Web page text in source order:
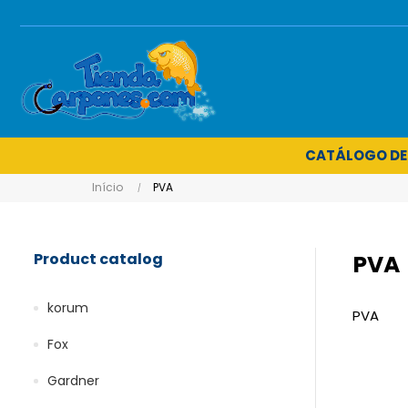
CATÁLOGO
Início PVA
Product catalog
korum
Fox
Gardner
PVA
PVA